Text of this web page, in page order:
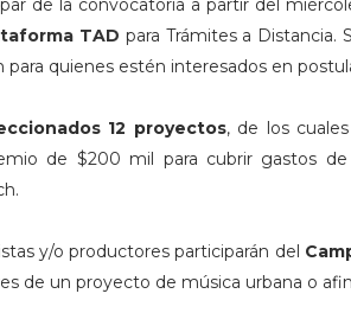
de la convocatoria a partir del
TAD para Trámites a Distancia.
para quienes estén interesados en
12 proyectos, de los
de $200 mil para cubrir gastos
y/o productores participarán del
de un proyecto de música urbana o